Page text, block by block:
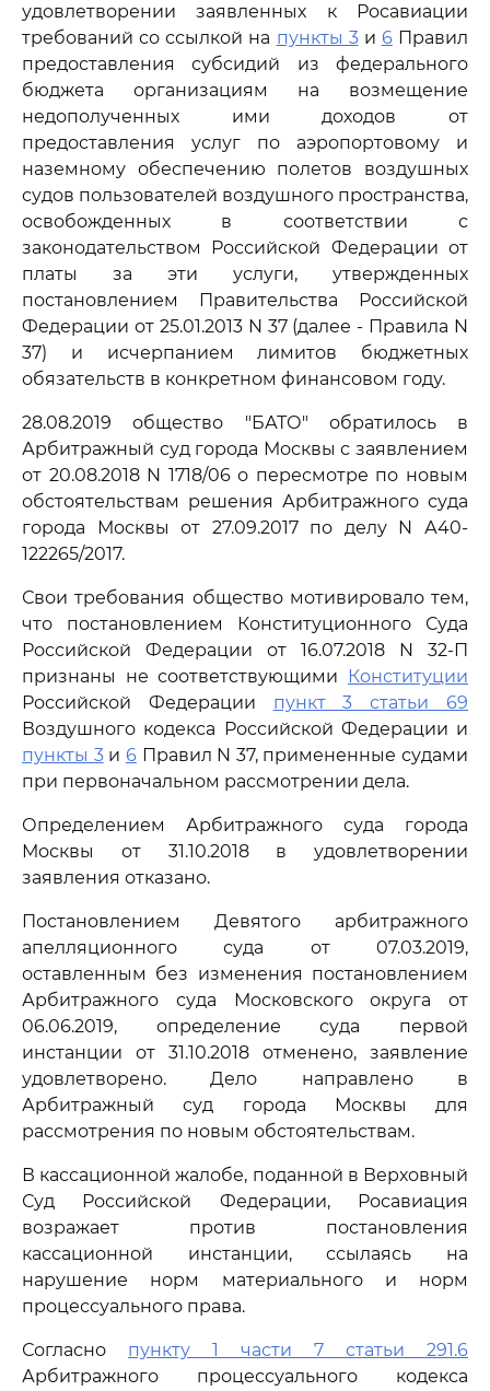
удовлетворении заявленных к Росавиации
требований со ссылкой на пункты 3и 6Правил
предоставления субсидий из федерального
бюджета организациям на возмещение
недополученных ими доходов от
предоставления услуг по аэропортовому и
наземному обеспечению полетов воздушных
судов пользователей воздушного пространства,
освобожденных в соответствии с
законодательством Российской Федерации от
платы за эти услуги, утвержденных
постановлением Правительства Российской
Федерации от 25.01.2013 N 37 (далее - Правила N
37) и исчерпанием лимитов бюджетных
обязательств в конкретном финансовом году.
28.08.2019 общество "БАТО" обратилось в
Арбитражный суд города Москвы с заявлением
от 20.08.2018 N 1718/06 о пересмотре по новым
обстоятельствам решения Арбитражного суда
города Москвы от 27.09.2017 по делу N А40-
122265/2017.
Свои требования общество мотивировало тем,
что постановлением Конституционного Суда
Российской Федерации от 16.07.2018 N 32-П
признаны не соответствующими
Конституции
Российской Федерации пункт 3 статьи 69
Воздушного кодекса Российской Федерации и
пункты 3и 6Правил N 37, примененные судами
при первоначальном рассмотрении дела.
Определением Арбитражного суда города
Москвы от 31.10.2018 в удовлетворении
заявления отказано.
Постановлением Девятого арбитражного
апелляционного суда от 07.03.2019,
оставленным без изменения постановлением
Арбитражного суда Московского округа от
06.06.2019, определение суда первой
инстанции от 31.10.2018 отменено, заявление
удовлетворено. Дело направлено в
Арбитражный суд города Москвы для
рассмотрения по новым обстоятельствам.
В кассационной жалобе, поданной в Верховный
Суд Российской Федерации, Росавиация
возражает против постановления
кассационной инстанции, ссылаясь на
нарушение норм материального и норм
процессуального права.
Согласно пункту 1 части 7 статьи 291.6
Арбитражного процессуального кодекса